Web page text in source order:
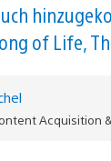
of Life,
Acquisition